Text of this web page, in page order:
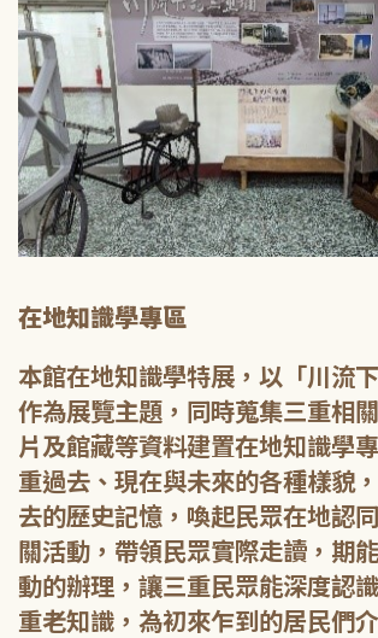
在地知識學專區
本館在地知識學特展，以「川流下
作為展覽主題，同時蒐集三重相
片及館藏等資料建置在地知識學
重過去、現在與未來的各種樣貌
去的歷史記憶，喚起民眾在地認
關活動，帶領民眾實際走讀，期
動的辦理，讓三重民眾能深度認
重老知識，為初來乍到的居民們